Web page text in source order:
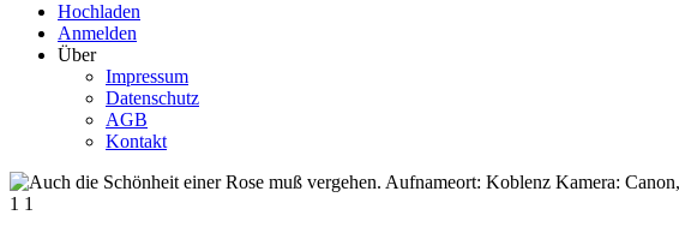
Hochladen
Anmelden
Über
Impressum
Datenschutz
AGB
Kontakt
1 1